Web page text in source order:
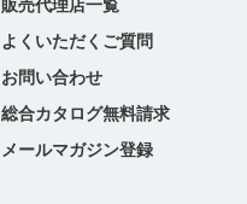
販売代理店一覧
よくいただくご質問
お問い合わせ
総合カタログ無料請求
メールマガジン登録